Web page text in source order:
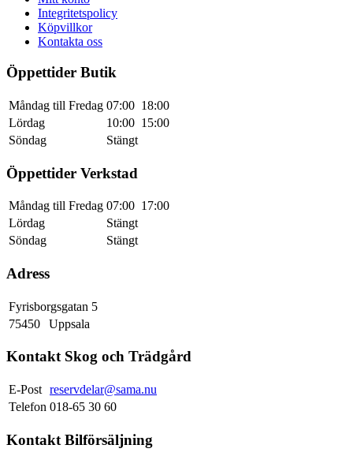
Integritetspolicy
Köpvillkor
Kontakta oss
Öppettider Butik
Måndag till Fredag 07:00 18:00
Lördag
10:00 15:00
Söndag
Stängt
Öppettider Verkstad
Måndag till Fredag 07:00 17:00
Lördag
Stängt
Söndag
Stängt
Adress
Fyrisborgsgatan 5
75450
Uppsala
Kontakt Skog och Trädgård
E-Post reservdelar@sama.nu
Telefon 018-65 30 60
Kontakt Bilförsäljning